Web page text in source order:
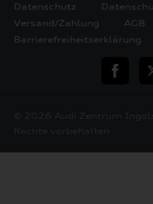
Datenschutz
Versand/Zahlung
AGB
Barrierefreiheitserklärung
teilen